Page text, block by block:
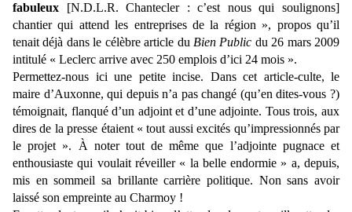
fabuleux [N.D.L.R. Chantecler : c’est nous qui soulignons]
chantier qui attend les entreprises de la région », propos qu’il
tenait déjà dans le célèbre article du Bien Public du 26 mars 2009
intitulé « Leclerc arrive avec 250 emplois d’ici 24 mois ».
Permettez-nous ici une petite incise. Dans cet article-culte, le
maire d’Auxonne, qui depuis n’a pas changé (qu’en dites-vous ?)
témoignait, flanqué d’un adjoint et d’une adjointe. Tous trois, aux
dires de la presse étaient « tout aussi excités qu’impressionnés par
le projet ». À noter tout de même que l’adjointe pugnace et
enthousiaste qui voulait réveiller « la belle endormie » a, depuis,
mis en sommeil sa brillante carrière politique. Non sans avoir
laissé son empreinte au Charmoy !